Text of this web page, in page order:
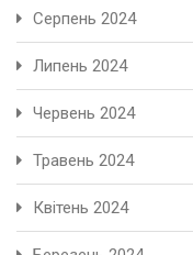
Серпень 2024
Липень 2024
Червень 2024
Травень 2024
Квітень 2024